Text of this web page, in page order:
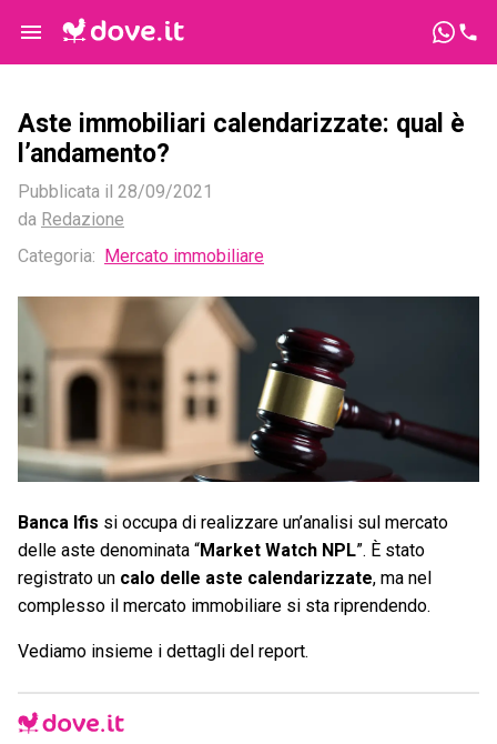
Aste immobiliari calendarizzate: qual è
l’andamento?
Pubblicata il 28/09/2021
da Redazione
Categoria:
Mercato immobiliare
Banca Ifis si occupa di realizzare un’analisi sul mercato
delle aste denominata “Market Watch NPL”. È stato
registrato un calo delle aste calendarizzate, ma nel
complesso il mercato immobiliare si sta riprendendo.
Vediamo insieme i dettagli del report.